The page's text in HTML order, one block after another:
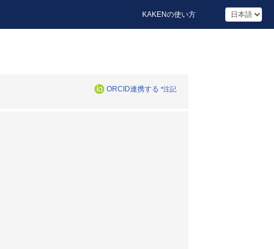
KAKENの使い方
ORCID連携する *注記